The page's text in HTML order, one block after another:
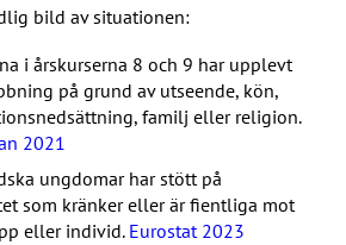
bild av situationen:
i årskurserna 8 och 9 har upplevt
på grund av utseende, kön,
familj eller religion.
2021
ungdomar har stött på
som kränker eller är fientliga mot
eller individ. Eurostat 2023